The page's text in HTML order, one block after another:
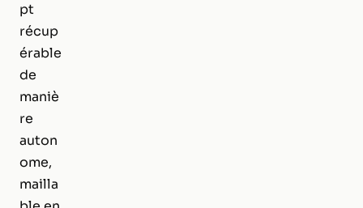
pt
récup
érable
de
maniè
re
auton
ome,
mailla